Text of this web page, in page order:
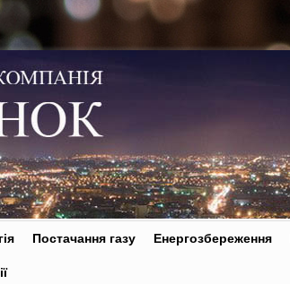
Постачання газу Енергозбереження